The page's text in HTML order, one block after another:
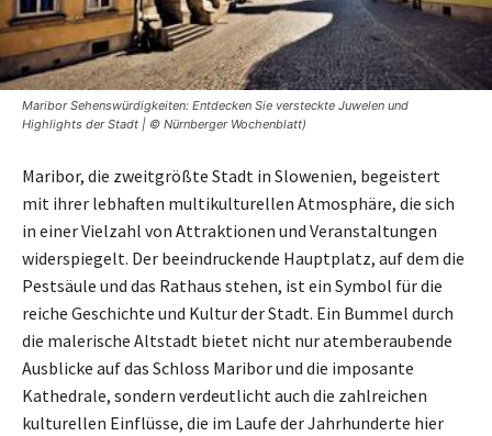
Maribor Sehenswürdigkeiten: Entdecken Sie versteckte Juwelen und
Highlights der Stadt | © Nürnberger Wochenblatt)
Maribor, die zweitgrößte Stadt in Slowenien, begeistert
mit ihrer lebhaften multikulturellen Atmosphäre, die sich
in einer Vielzahl von Attraktionen und Veranstaltungen
widerspiegelt. Der beeindruckende Hauptplatz, auf dem die
Pestsäule und das Rathaus stehen, ist ein Symbol für die
reiche Geschichte und Kultur der Stadt. Ein Bummel durch
die malerische Altstadt bietet nicht nur atemberaubende
Ausblicke auf das Schloss Maribor und die imposante
Kathedrale, sondern verdeutlicht auch die zahlreichen
kulturellen Einflüsse, die im Laufe der Jahrhunderte hier